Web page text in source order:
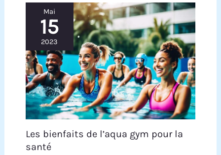
Mai
15
2023
Les bienfaits de l’aqua gym pour la
santé